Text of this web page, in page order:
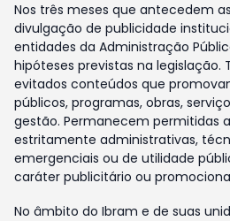
Nos três meses que antecedem
divulgação de publicidade
entidades da Administração
hipóteses previstas na
evitados conteúdos que
públicos, programas, obras,
gestão. Permanecem permitidas
estritamente administrativas,
emergenciais ou de utilidade
caráter publicitário ou
No âmbito do Ibram e de suas